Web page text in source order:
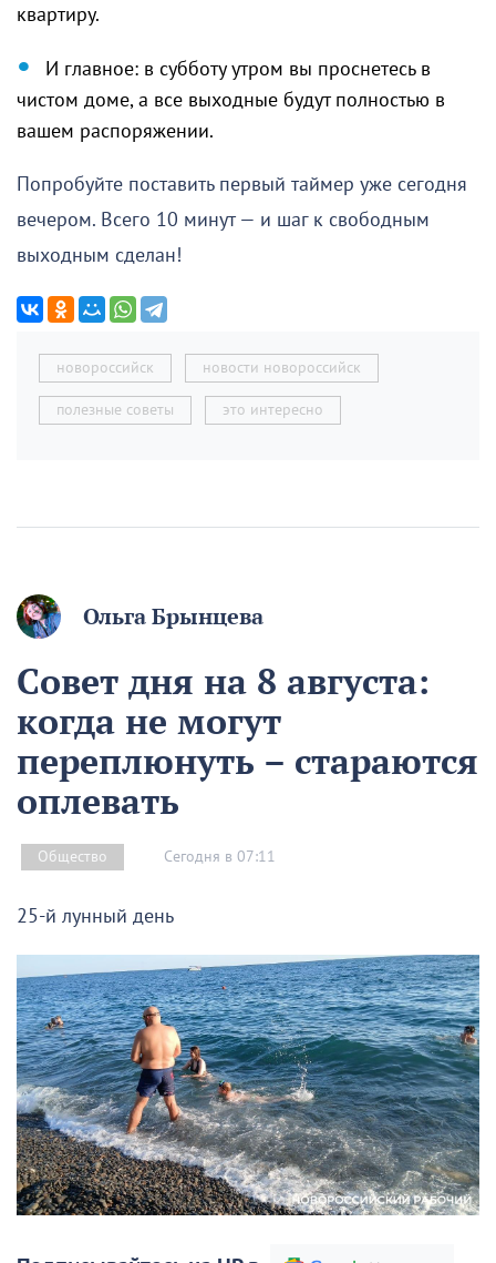
квартиру.
И главное: в субботу утром вы проснетесь в
чистом доме, а все выходные будут полностью в
вашем распоряжении.
Попробуйте поставить первый таймер уже сегодня
вечером. Всего 10 минут — и шаг к свободным
выходным сделан!
новороссийск новости новороссийск
полезные советы это интересно
Ольга Брынцева
Совет дня на 8 августа:
когда не могут
переплюнуть – стараются
оплевать
Общество Сегодня в 07:11
25-й лунный день